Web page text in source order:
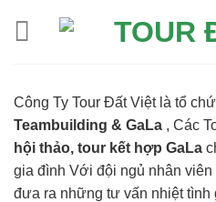
Công Ty Tour Đất Việt là tổ
Teambuilding & GaLa , Các
hội thảo, tour kết hợp GaLa
gia đình Với đội ngủ nhân
đưa ra những tư vấn nhiệt tình